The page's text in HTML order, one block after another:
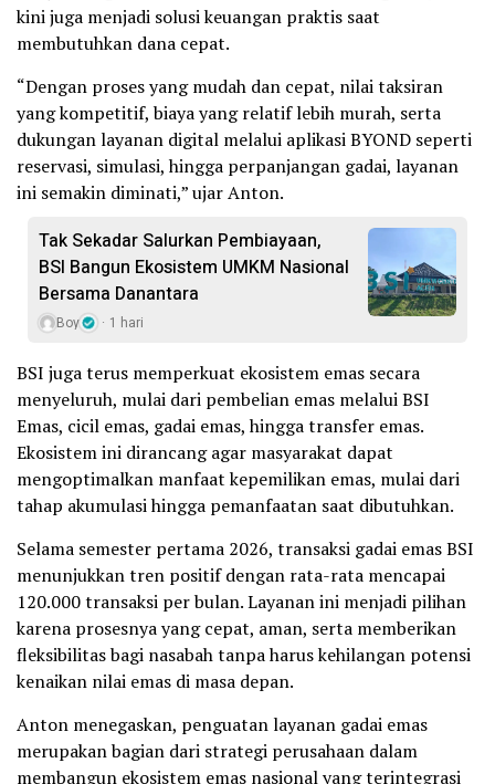
kini juga menjadi solusi keuangan praktis saat
membutuhkan dana cepat.
“Dengan proses yang mudah dan cepat, nilai taksiran
yang kompetitif, biaya yang relatif lebih murah, serta
dukungan layanan digital melalui aplikasi BYOND seperti
reservasi, simulasi, hingga perpanjangan gadai, layanan
ini semakin diminati,” ujar Anton.
Tak Sekadar Salurkan Pembiayaan,
BSI Bangun Ekosistem UMKM Nasional
Bersama Danantara
Boy 1 hari
BSI juga terus memperkuat ekosistem emas secara
menyeluruh, mulai dari pembelian emas melalui BSI
Emas, cicil emas, gadai emas, hingga transfer emas.
Ekosistem ini dirancang agar masyarakat dapat
mengoptimalkan manfaat kepemilikan emas, mulai dari
tahap akumulasi hingga pemanfaatan saat dibutuhkan.
Selama semester pertama 2026, transaksi gadai emas BSI
menunjukkan tren positif dengan rata-rata mencapai
120.000 transaksi per bulan. Layanan ini menjadi pilihan
karena prosesnya yang cepat, aman, serta memberikan
fleksibilitas bagi nasabah tanpa harus kehilangan potensi
kenaikan nilai emas di masa depan.
Anton menegaskan, penguatan layanan gadai emas
merupakan bagian dari strategi perusahaan dalam
membangun ekosistem emas nasional yang terintegrasi